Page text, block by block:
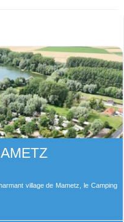
village de Mametz, le Camping